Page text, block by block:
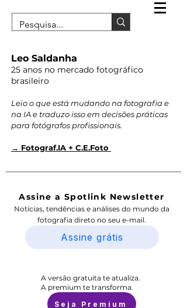
Leo Saldanha
25 anos no mercado fotográfico
brasileiro
Leio o que está mudando na fotografia e
na IA e traduzo isso em decisões práticas
para fotógrafos profissionais.
→ Fotograf.IA + C.E.Foto
Assine a Spotlink Newsletter
Notícias, tendências e análises do mundo da
fotografia direto no seu e-mail.
Assine grátis
A versão gratuita te atualiza.
A premium te transforma.
Seja Premium